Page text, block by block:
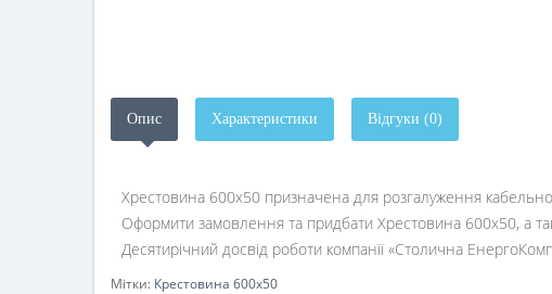
Опис Характеристики Відгуки (0)
Хрестовина 600х50 призначена для розгалуження
Оформити замовлення та придбати Хрестовина 600х50, а
Десятирічний досвід роботи компанії «Столична
Мітки: Крестовина 600х50